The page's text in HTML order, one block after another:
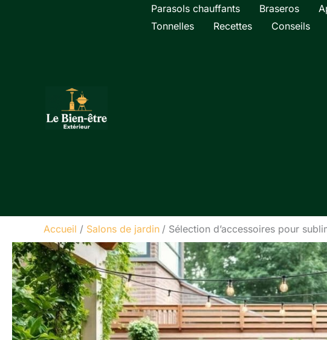
Parasols chauffants Braseros
Tonnelles
Recettes Conseils
Accueil Salons de jardin Sélection d’accessoires pour